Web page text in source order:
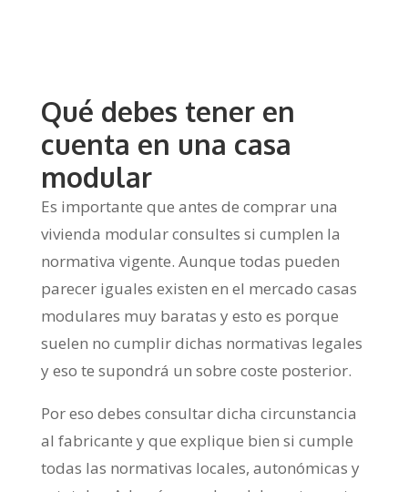
Qué debes tener en
cuenta en una casa
modular
Es importante que antes de comprar una
vivienda modular consultes si cumplen la
normativa vigente. Aunque todas pueden
parecer iguales existen en el mercado casas
modulares muy baratas y esto es porque
suelen no cumplir dichas normativas legales
y eso te supondrá un sobre coste posterior.
Por eso debes consultar dicha circunstancia
al fabricante y que explique bien si cumple
todas las normativas locales, autonómicas y